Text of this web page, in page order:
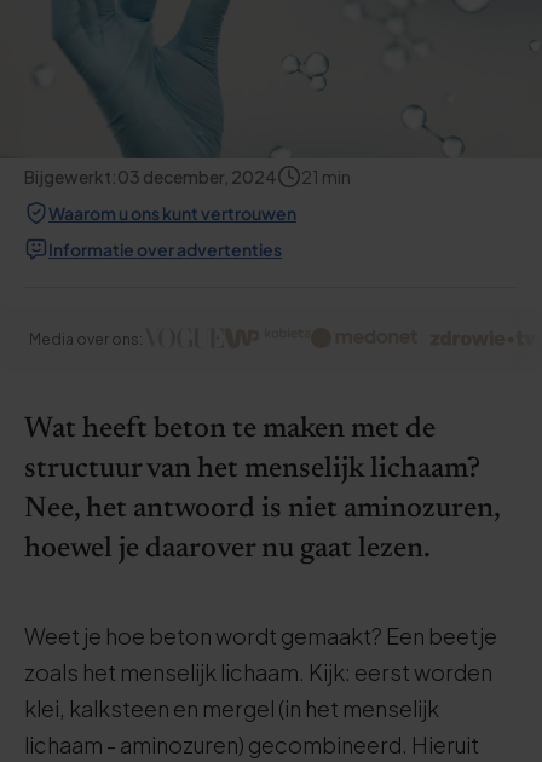
Bijgewerkt:03 december, 2024 21 min
Waarom u ons kunt vertrouwen
Informatie over advertenties
Media over ons:
Wat heeft beton te maken met de
structuur van het menselijk lichaam?
Nee, het antwoord is niet aminozuren,
hoewel je daarover nu gaat lezen.
Weet je hoe beton wordt gemaakt? Een beetje
zoals het menselijk lichaam. Kijk: eerst worden
klei, kalksteen en mergel (in het menselijk
lichaam - aminozuren) gecombineerd. Hieruit